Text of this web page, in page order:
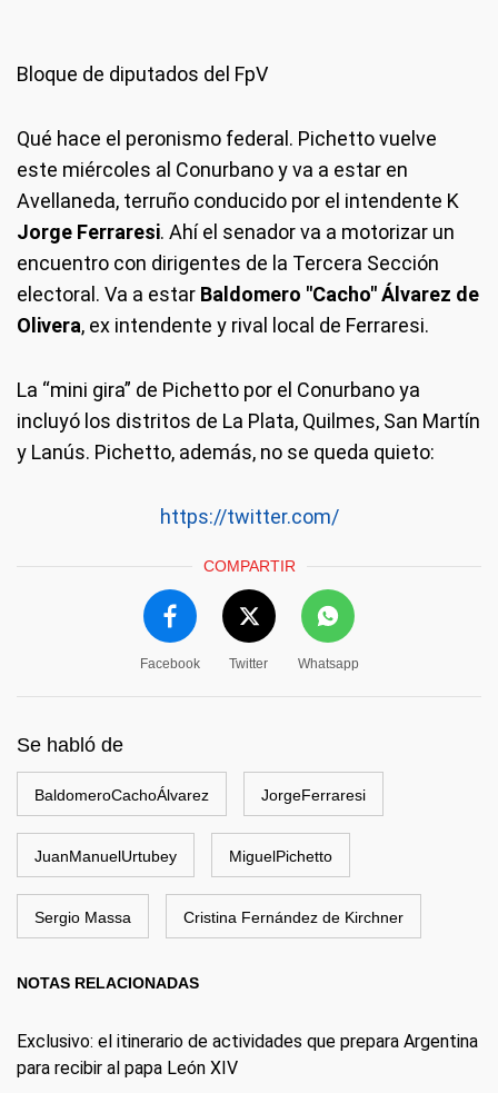
Bloque de diputados del FpV
Qué hace el peronismo federal. Pichetto vuelve
este miércoles al Conurbano y va a estar en
Avellaneda, terruño conducido por el intendente K
Jorge Ferraresi. Ahí el senador va a motorizar un
encuentro con dirigentes de la Tercera Sección
electoral. Va a estar Baldomero "Cacho" Álvarez de
Olivera, ex intendente y rival local de Ferraresi.
La “mini gira” de Pichetto por el Conurbano ya
incluyó los distritos de La Plata, Quilmes, San Martín
y Lanús. Pichetto, además, no se queda quieto:
https://twitter.com/
COMPARTIR
Facebook Twitter Whatsapp
Se habló de
BaldomeroCachoÁlvarez JorgeFerraresi
JuanManuelUrtubey MiguelPichetto
Sergio Massa Cristina Fernández de Kirchner
NOTAS RELACIONADAS
Exclusivo: el itinerario de actividades que prepara Argentina
para recibir al papa León XIV